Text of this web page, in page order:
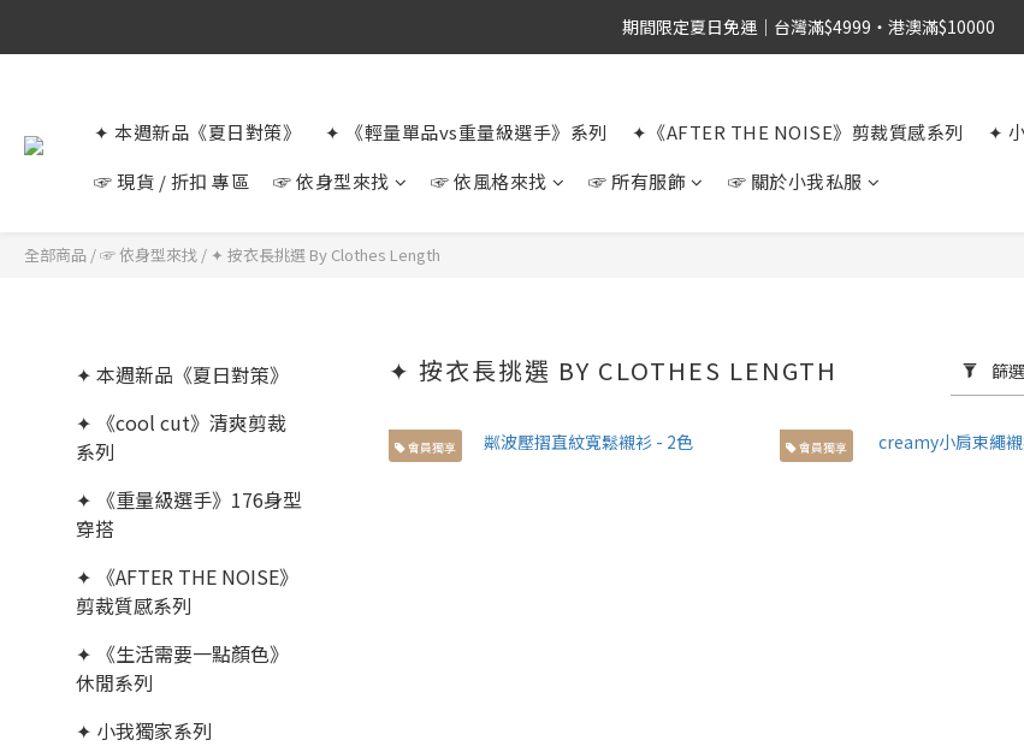
期間限定夏日免運｜台灣滿$4999・港澳滿$10000
✦ 本週新品《夏日對策》 ✦ 《輕量單品vs重量級選手》系列 ✦《AFTER THE NOISE》剪裁質感系列
✦
☞ 現貨 / 折扣 專區
☞ 依身型來找 ☞ 依風格來找 ☞ 所有服飾 ☞ 關於小我私服
全部商品 /☞ 依身型來找 / ✦ 按衣長挑選 By Clothes Length
✦ 本週新品《夏日對策》
✦ 《cool cut》清爽剪裁
系列
✦ 《重量級選手》176身型
穿搭
✦ 《AFTER THE NOISE》
剪裁質感系列
✦ 《生活需要一點顏色》
休閒系列
✦ 小我獨家系列
✦ 按衣長挑選 BY CLOTHES LENGTH 篩選
會員獨享 會員獨享